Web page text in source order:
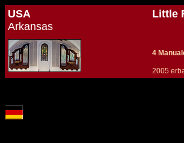
USA
Arkansas
Little
4
2005